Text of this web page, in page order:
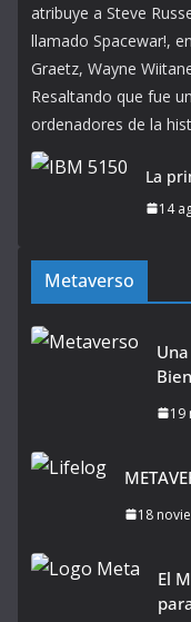
atribuye a Steve
llamado Spacewar!,
Graetz, Wayne
Resaltando que fue
ordenadores de la
La
14
Metaverso
19
18
El